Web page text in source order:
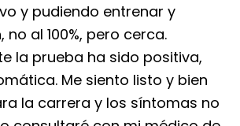
y pudiendo entrenar y
al 100%, pero cerca.
la prueba ha sido positiva,
Me siento listo y bien
la carrera y los síntomas no